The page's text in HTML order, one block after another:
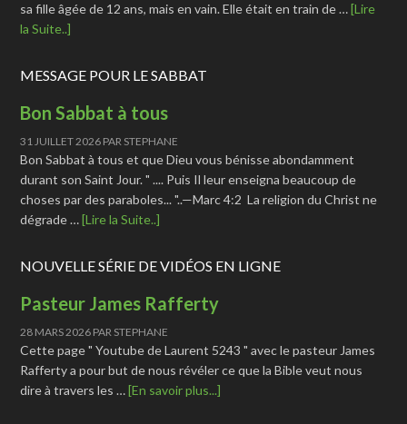
sa fille âgée de 12 ans, mais en vain. Elle était en train de …[Lire
la Suite..]
MESSAGE POUR LE SABBAT
Bon Sabbat à tous
31 JUILLET 2026 PAR STEPHANE
Bon Sabbat à tous et que Dieu vous bénisse abondamment
durant son Saint Jour. " .... Puis Il leur enseigna beaucoup de
choses par des paraboles... "..—Marc 4:2 La religion du Christ ne
dégrade …[Lire la Suite..]
NOUVELLE SÉRIE DE VIDÉOS EN LIGNE
Pasteur James Rafferty
28 MARS 2026 PAR STEPHANE
Cette page " Youtube de Laurent 5243 " avec le pasteur James
Rafferty a pour but de nous révéler ce que la Bible veut nous
dire à travers les …[En savoir plus...]